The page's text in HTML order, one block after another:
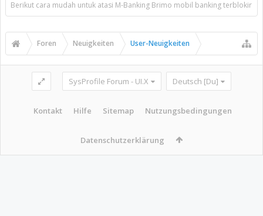
Berikut cara mudah untuk atasi M-Banking Brimo mobil banking terblokir
Foren Neuigkeiten User-Neuigkeiten
SysProfile Forum - UI.X Deutsch [Du]
Kontakt Hilfe Sitemap Nutzungsbedingungen
Datenschutzerklärung